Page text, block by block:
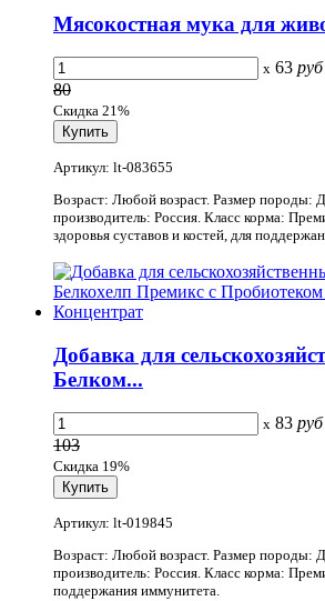
Мясокостная мука для
x 63 руб
80
Скидка 21%
Артикул: lt-083655
Возраст: Любой возраст. Размер породы:
производитель: Россия. Класс корма:
здоровья суставов и костей, для
Добавка для
Белком...
x 83 руб
103
Скидка 19%
Артикул: lt-019845
Возраст: Любой возраст. Размер породы:
производитель: Россия. Класс корма:
поддержания иммунитета.